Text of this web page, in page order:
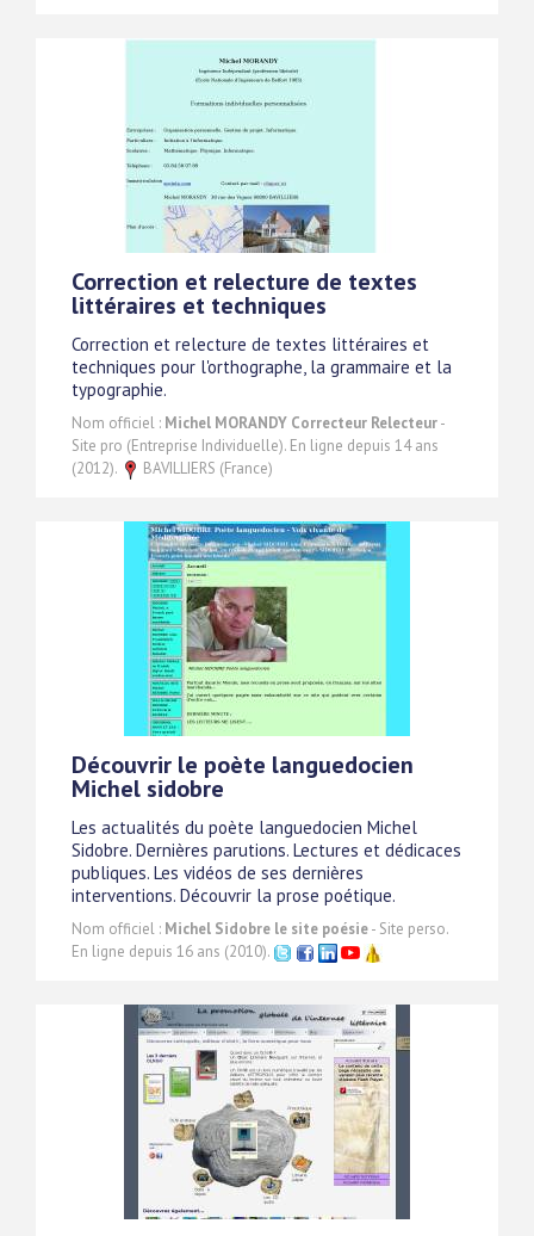
Correction et relecture de textes
littéraires et techniques
Correction et relecture de textes littéraires et
techniques pour l'orthographe, la grammaire et la
typographie.
Nom officiel : Michel MORANDY Correcteur Relecteur-
Site pro (Entreprise Individuelle). En ligne depuis 14 ans
(2012).
BAVILLIERS (France)
Découvrir le poète languedocien
Michel sidobre
Les actualités du poète languedocien Michel
Sidobre. Dernières parutions. Lectures et dédicaces
publiques. Les vidéos de ses dernières
interventions. Découvrir la prose poétique.
Nom officiel : Michel Sidobre le site poésie- Site perso.
En ligne depuis 16 ans (2010).